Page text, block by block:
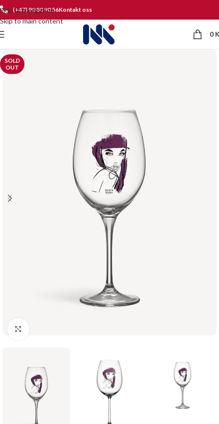
Skip to navigation
Skip to main content
(+47) 90 80 90 56Kontakt oss
0
SOLD
OUT